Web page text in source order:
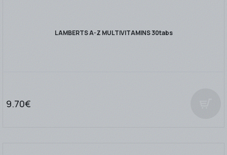
LAMBERTS A-Z MULTIVITAMINS 30tabs
9.70€